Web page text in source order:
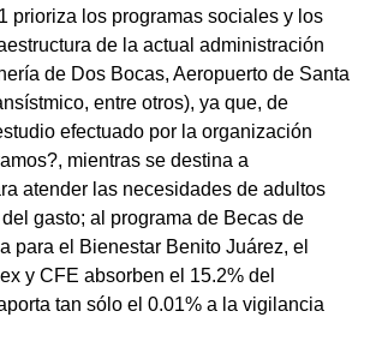
prioriza los programas sociales y los
de la actual administración
de Dos Bocas, Aeropuerto de Santa
entre otros), ya que, de
efectuado por la organización
mientras se destina a
atender las necesidades de adultos
gasto; al programa de Becas de
para el Bienestar Benito Juárez, el
y CFE absorben el 15.2% del
tan sólo el 0.01% a la vigilancia